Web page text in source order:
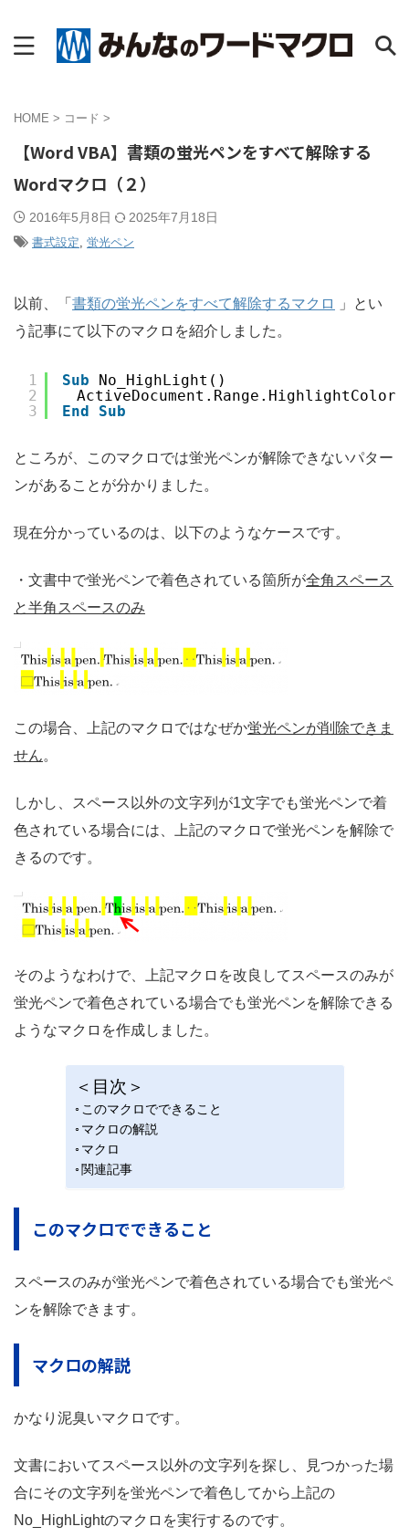
HOME > コード >
【Word VBA】書類の蛍光ペンをすべて解除する
Wordマクロ（２）
2016年5月8日 2025年7月18日
書式設定, 蛍光ペン
以前、「 書類の蛍光ペンをすべて解除するマクロ
」とい
う記事にて以下のマクロを紹介しました。
1
2
3
Sub
No_HighLight()
End
Sub
ところが、このマクロでは蛍光ペンが解除できないパター
ンがあることが分かりました。
現在分かっているのは、以下のようなケースです。
・文書中で蛍光ペンで着色されている箇所が全角スペース
と半角スペースのみ
この場合、上記のマクロではなぜか蛍光ペンが削除できま
せん。
しかし、スペース以外の文字列が1文字でも蛍光ペンで着
色されている場合には、上記のマクロで蛍光ペンを解除で
きるのです。
そのようなわけで、上記マクロを改良してスペースのみが
蛍光ペンで着色されている場合でも蛍光ペンを解除できる
ようなマクロを作成しました。
＜目次＞
このマクロでできること
マクロの解説
マクロ
関連記事
このマクロでできること
スペースのみが蛍光ペンで着色されている場合でも蛍光ペ
ンを解除できます。
マクロの解説
かなり泥臭いマクロです。
文書においてスペース以外の文字列を探し、見つかった場
合にその文字列を蛍光ペンで着色してから上記の
No_HighLightのマクロを実行するのです。